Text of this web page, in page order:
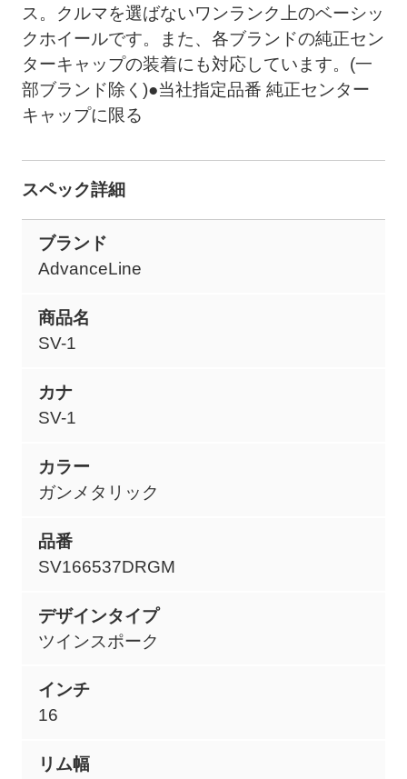
ス。クルマを選ばないワンランク上のベーシッ
クホイールです。また、各ブランドの純正セン
ターキャップの装着にも対応しています。(一
部ブランド除く)●当社指定品番 純正センター
キャップに限る
スペック詳細
ブランド
AdvanceLine
商品名
SV-1
カナ
SV-1
カラー
ガンメタリック
品番
SV166537DRGM
デザインタイプ
ツインスポーク
インチ
16
リム幅